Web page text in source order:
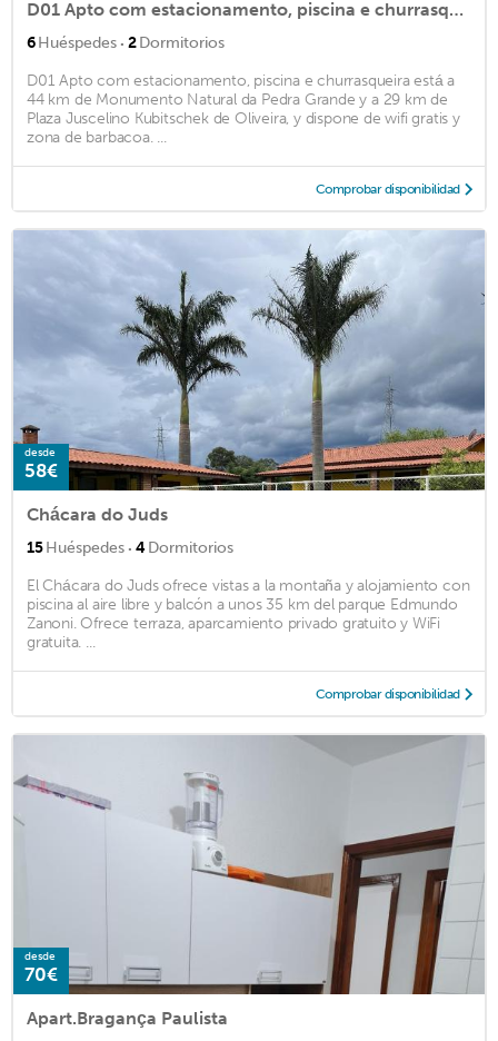
D01 Apto com estacionamento, piscina e churrasqueira
6Huéspedes · 2Dormitorios
D01 Apto com estacionamento, piscina e churrasqueira está a
44 km de Monumento Natural da Pedra Grande y a 29 km de
Plaza Juscelino Kubitschek de Oliveira, y dispone de wifi gratis y
zona de barbacoa. ...
Comprobar disponibilidad
desde
58€
Chácara do Juds
15Huéspedes · 4Dormitorios
El Chácara do Juds ofrece vistas a la montaña y alojamiento con
piscina al aire libre y balcón a unos 35 km del parque Edmundo
Zanoni. Ofrece terraza, aparcamiento privado gratuito y WiFi
gratuita. ...
Comprobar disponibilidad
desde
70€
Apart.Bragança Paulista